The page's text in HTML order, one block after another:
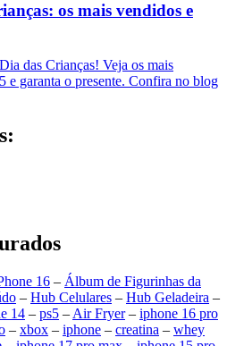
os mais vendidos e
das Crianças! Veja os mais
e garanta o presente. Confira no blog
16 – Álbum de Figurinhas da
– Hub Celulares – Hub Geladeira –
14 – ps5 – Air Fryer– iphone 16 pro
– xbox – iphone – creatina – whey